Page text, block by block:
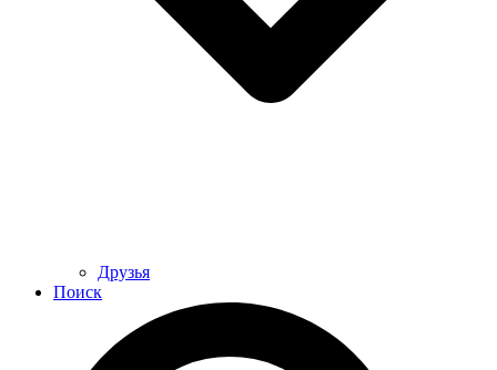
Друзья
Поиск